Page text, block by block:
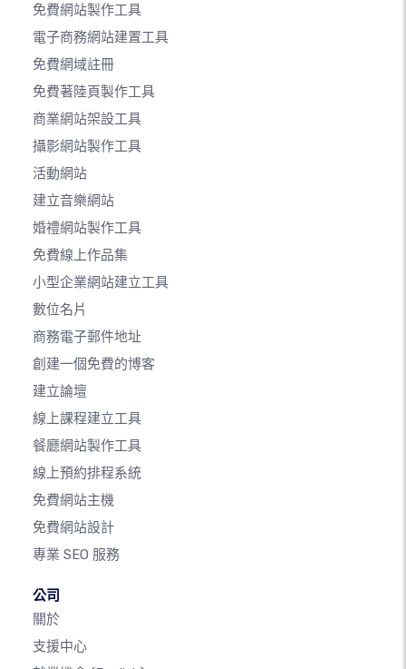
免費網站製作工具
電子商務網站建置工具
免費網域註冊
免費著陸頁製作工具
商業網站架設工具
攝影網站製作工具
活動網站
建立音樂網站
婚禮網站製作工具
免費線上作品集
小型企業網站建立工具
數位名片
商務電子郵件地址
創建一個免費的博客
建立論壇
線上課程建立工具
餐廳網站製作工具
線上預約排程系統
免費網站主機
免費網站設計
專業 SEO 服務
公司
關於
支援中心